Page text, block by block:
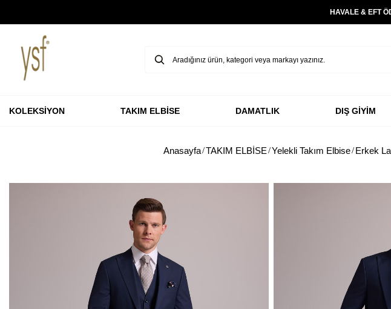
HAVALE & EFT
KOLEKSİYON TAKIM ELBİSE DAMATLIK DIŞ GİYİM
Anasayfa TAKIM ELBİSE Yelekli Takım Elbise Erkek